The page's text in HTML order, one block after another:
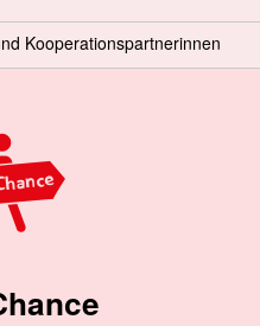
Kooperationspartnerinnen